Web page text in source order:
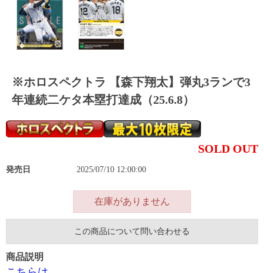
※ホロスペクトラ 【森下翔太】弾丸3ランで3
年連続二ケタ本塁打達成（25.6.8）
SOLD OUT
発売日 2025/07/10 12:00:00
在庫がありません
この商品について問い合わせる
商品説明